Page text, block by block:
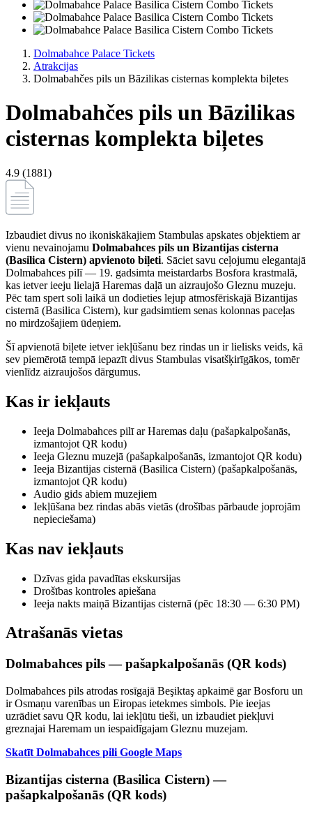
Dolmabahce Palace Tickets
Atrakcijas
Dolmabahčes pils un Bāzilikas cisternas komplekta biļetes
Dolmabahčes pils un Bāzilikas
cisternas komplekta biļetes
4.9 (1881)
Izbaudiet divus no ikoniskākajiem Stambulas apskates objektiem ar
vienu nevainojamu Dolmabahces pils un Bizantijas cisterna
(Basilica Cistern) apvienoto biļeti. Sāciet savu ceļojumu elegantajā
Dolmabahces pilī — 19. gadsimta meistardarbs Bosfora krastmalā,
kas ietver ieeju lielajā Haremas daļā un aizraujošo Gleznu muzeju.
Pēc tam spert soli laikā un dodieties lejup atmosfēriskajā Bizantijas
cisternā (Basilica Cistern), kur gadsimtiem senas kolonnas paceļas
no mirdzošajiem ūdeņiem.
Šī apvienotā biļete ietver iekļūšanu bez rindas un ir lielisks veids, kā
sev piemērotā tempā iepazīt divus Stambulas visatšķirīgākos, tomēr
vienlīdz aizraujošos dārgumus.
Kas ir iekļauts
Ieeja Dolmabahces pilī ar Haremas daļu (pašapkalpošanās,
izmantojot QR kodu)
Ieeja Gleznu muzejā (pašapkalpošanās, izmantojot QR kodu)
Ieeja Bizantijas cisternā (Basilica Cistern) (pašapkalpošanās,
izmantojot QR kodu)
Audio gids abiem muzejiem
Iekļūšana bez rindas abās vietās (drošības pārbaude joprojām
nepieciešama)
Kas nav iekļauts
Dzīvas gida pavadītas ekskursijas
Drošības kontroles apiešana
Ieeja nakts maiņā Bizantijas cisternā (pēc 18:30 — 6:30 PM)
Atrašanās vietas
Dolmabahces pils — pašapkalpošanās (QR kods)
Dolmabahces pils atrodas rosīgajā Beşiktaş apkaimē gar Bosforu un
ir Osmaņu varenības un Eiropas ietekmes simbols. Pie ieejas
uzrādiet savu QR kodu, lai iekļūtu tieši, un izbaudiet piekļuvi
greznajai Haremam un iespaidīgajam Gleznu muzejam.
Skatīt Dolmabahces pili Google Maps
Bizantijas cisterna (Basilica Cistern) —
pašapkalpošanās (QR kods)